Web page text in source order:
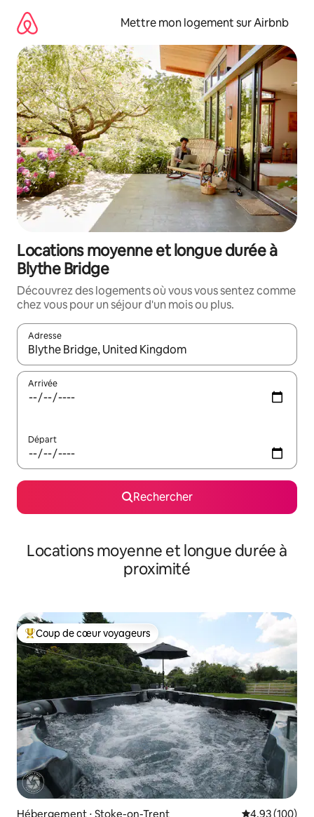
directement
contenu
Mettre mon logement sur Airbnb
Locations moyenne et longue durée à
Blythe Bridge
Découvrez des logements où vous vous sentez comme
chez vous pour un séjour d'un mois ou plus.
Adresse
Lorsque les résultats s'affichent, utilisez les flèches vers le
Arrivée
Départ
Rechercher
Locations moyenne et longue durée à
proximité
Coups de cœur voyageurs les plus appréciés
Coup de cœur voyageurs
Hébergement ⋅ Stoke-on-Trent Évaluation
4,93 (100)